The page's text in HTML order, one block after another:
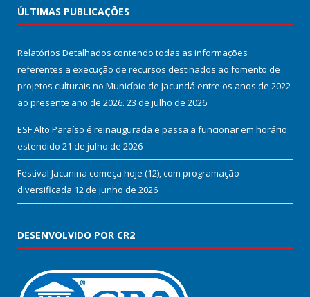
ÚLTIMAS PUBLICAÇÕES
Relatórios Detalhados contendo todas as informações
referentes a execução de recursos destinados ao fomento de
projetos culturais no Município de Jacundá entre os anos de 2022
ao presente ano de 2026. 23 de julho de 2026
ESF Alto Paraíso é reinaugurada e passa a funcionar em horário
estendido 21 de julho de 2026
Festival Jacunina começa hoje (12), com programação
diversificada 12 de junho de 2026
DESENVOLVIDO POR CR2